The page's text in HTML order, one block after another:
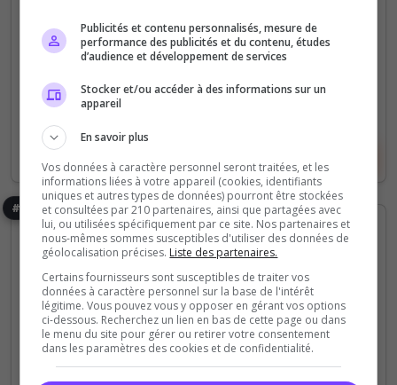
votes clics
(3)
110 Slots
#6
PC Survie PVP PVE
LCDS: Damnation Enhanced
Publicités et contenu personnalisés, mesure de
performance des publicités et du contenu, études
d’audience et développement de services
Stocker et/ou accéder à des informations sur un
appareil
En savoir plus
Vos données à caractère personnel seront traitées, et les
informations liées à votre appareil (cookies, identifiants
uniques et autres types de données) pourront être stockées
et consultées par 210 partenaires, ainsi que partagées avec
lui, ou utilisées spécifiquement par ce site. Nos partenaires et
nous-mêmes sommes susceptibles d'utiliser des données de
géolocalisation précises. Liste des partenaires.
Certains fournisseurs sont susceptibles de traiter vos
données à caractère personnel sur la base de l'intérêt
légitime. Vous pouvez vous y opposer en gérant vos options
ci-dessous. Recherchez un lien en bas de cette page ou dans
le menu du site pour gérer ou retirer votre consentement
dans les paramètres des cookies et de confidentialité.